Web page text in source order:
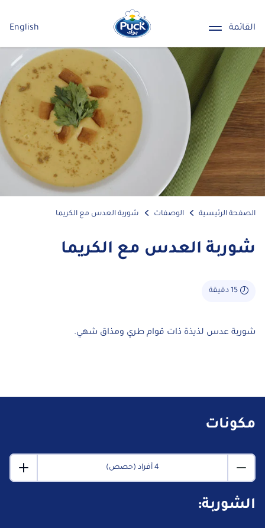
القائمة English
الصفحة الرئيسية الوصفات شوربة العدس مع الكريما
شوربة العدس مع الكريما
15 دقيقة
شوربة عدس لذيذة ذات قوام طري ومذاق شهي.
مكونات
4 أفراد (حصص)
الشوربة: